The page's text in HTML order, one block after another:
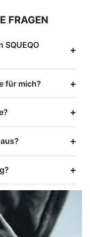
FRAGEN
SQUEQO
+
für mich? +
+
+
+